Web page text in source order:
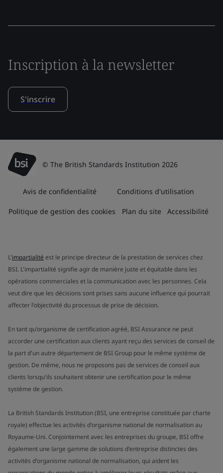
Inscription à la newsletter
S'inscrire
© The British Standards Institution 2026
Avis de confidentialité Conditions d'utilisation
Politique de gestion des cookies Plan du site Accessibilité
L'impartialité est le principe directeur de la prestation de services chez
BSI. L'impartialité signifie agir de manière juste et équitable dans les
opérations commerciales et la communication avec les personnes. Cela
veut dire que les décisions sont prises sans aucune influence qui pourrait
affecter l'objectivité du processus de prise de décision.
En tant qu'organisme de certification agréé, BSI Assurance ne peut
accorder une certification aux clients ayant reçu des services de conseil de
la part d'un autre département de BSI Group pour le même système de
gestion. De même, nous ne proposons pas de services de conseil aux
clients lorsqu'ils souhaitent obtenir une certification pour le même
système de gestion.
La British Standards Institution (BSI, une entreprise constituée par charte
royale) effectue les activités d'organisme national de normalisation au
Royaume-Uni. Conjointement avec les entreprises du groupe, BSI offre
également une large gamme de solutions d'entreprise distinctes des
activités d'organisme national de normalisation, qui aident les